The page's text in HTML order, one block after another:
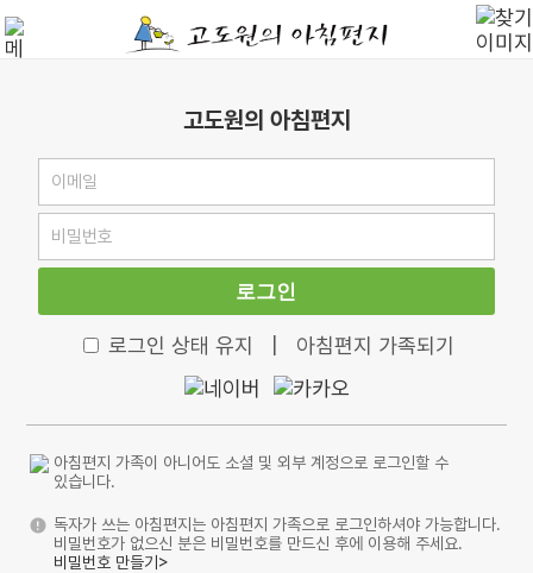
고도원의 아침편지
로그인
로그인 상태 유지 아침편지 가족되기
아침편지 가족이 아니어도 소셜 및 외부 계정으로 로그인할 수
있습니다.
독자가 쓰는 아침편지는 아침편지 가족으로 로그인하셔야 가능합니다.
비밀번호가 없으신 분은 비밀번호를 만드신 후에 이용해 주세요.
비밀번호 만들기>